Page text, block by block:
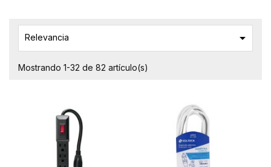
Relevancia 
Mostrando 1-32 de 82 artículo(s)